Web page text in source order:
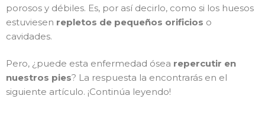
porosos y débiles. Es, por así decirlo, como si los huesos
estuviesen repletos de pequeños orificios o
cavidades.
Pero, ¿puede esta enfermedad ósea repercutir en
nuestros pies? La respuesta la encontrarás en el
siguiente artículo. ¡Continúa leyendo!